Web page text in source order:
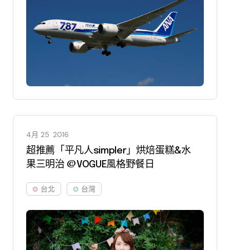
4月 25 2016
超推薦「平凡人simpler」烘焙蛋糕&水
果三明治 @VOGUE風格野餐日
台北 台灣